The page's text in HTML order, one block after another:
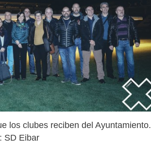
los clubes reciben del Ayuntamiento.
SD Eibar